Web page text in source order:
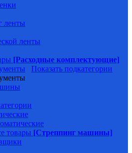
ленты
ленты
[Расходные комплектующие]
Показать подкатегории
товары [Стреппинг машины]